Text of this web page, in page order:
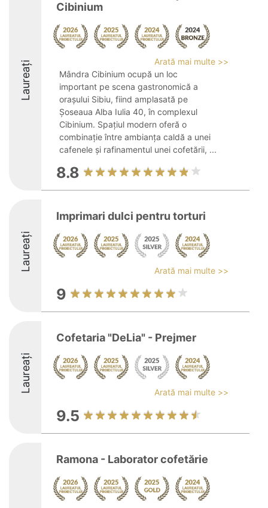
Laureați
Cibinium
Arată mai multe >>
Mândra Cibinium ocupă un loc
important pe scena gastronomică a
orașului Sibiu, fiind amplasată pe
Șoseaua Alba Iulia 40, în complexul
Cibinium. Spațiul modern oferă o
combinație între ambianța caldă a unei
cafenele și rafinamentul unei cofetării, ...
8.8
Laureați
Imprimari dulci pentru torturi
Arată mai multe >>
9
Laureați
Cofetaria "DeLia" - Prejmer
Arată mai multe >>
9.5
Ramona - Laborator cofetărie